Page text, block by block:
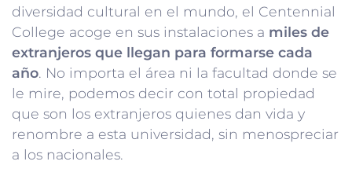
diversidad cultural en el mundo, el Centennial
College acoge en sus instalaciones a miles de
extranjeros que llegan para formarse cada
año. No importa el área ni la facultad donde se
le mire, podemos decir con total propiedad
que son los extranjeros quienes dan vida y
renombre a esta universidad, sin menospreciar
a los nacionales.